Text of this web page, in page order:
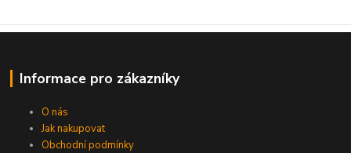
Informace pro zákazníky
O nás
Jak nakupovat
Obchodní podmínky